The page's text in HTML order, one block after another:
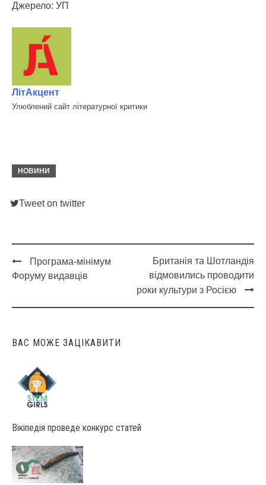
Джерело: УП
ЛітАкцент
Улюблений сайт літературної критики
НОВИНИ
Tweet on twitter
Post
Програма-мінімум
Форуму видавців
Британія та Шотландія
відмовились проводити
роки культури з Росією
ВАС МОЖЕ ЗАЦІКАВИТИ
Вікіпедія проведе конкурс статей